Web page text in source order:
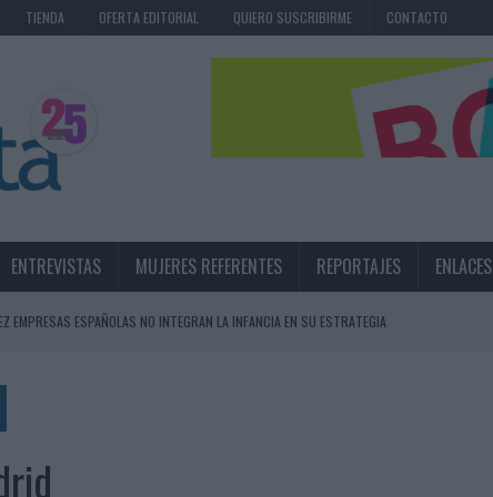
TIENDA OFERTA EDITORIAL QUIERO SUSCRIBIRME CONTACTO
ENTREVISTAS MUJERES REFERENTES REPORTAJES ENLACES
EMPRESAS ESPAÑOLAS NO INTEGRAN LA INFANCIA EN SU ESTRATEGIA
YA AL 62% DE LOS ESPAÑOLES
COMO NUEVA DIRECTORA COMERCIAL GLOBAL